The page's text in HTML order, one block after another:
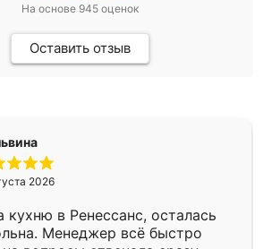
На основе 945оценок
Оставить отзыв
2026
кухню в Ренессанс, осталась
Менеджер всё быстро